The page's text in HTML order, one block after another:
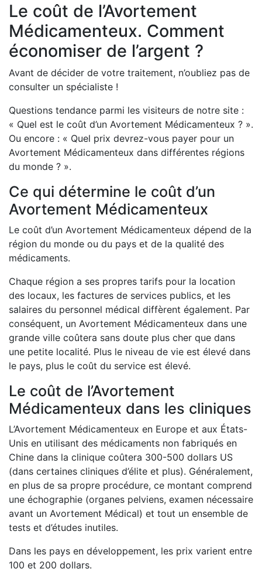
Le coût de l’Avortement
Médicamenteux. Comment
économiser de l’argent ?
Avant de décider de votre traitement, n’oubliez pas de
consulter un spécialiste !
Questions tendance parmi les visiteurs de notre site :
« Quel est le coût d’un Avortement Médicamenteux ? ».
Ou encore : « Quel prix devrez-vous payer pour un
Avortement Médicamenteux dans différentes régions
du monde ? ».
Ce qui détermine le coût d’un
Avortement Médicamenteux
Le coût d’un Avortement Médicamenteux dépend de la
région du monde ou du pays et de la qualité des
médicaments.
Chaque région a ses propres tarifs pour la location
des locaux, les factures de services publics, et les
salaires du personnel médical diffèrent également. Par
conséquent, un Avortement Médicamenteux dans une
grande ville coûtera sans doute plus cher que dans
une petite localité. Plus le niveau de vie est élevé dans
le pays, plus le coût du service est élevé.
Le coût de l’Avortement
Médicamenteux dans les cliniques
L’Avortement Médicamenteux en Europe et aux États-
Unis en utilisant des médicaments non fabriqués en
Chine dans la clinique coûtera 300-500 dollars US
(dans certaines cliniques d’élite et plus). Généralement,
en plus de sa propre procédure, ce montant comprend
une échographie (organes pelviens, examen nécessaire
avant un Avortement Médical) et tout un ensemble de
tests et d’études inutiles.
Dans les pays en développement, les prix varient entre
100 et 200 dollars.